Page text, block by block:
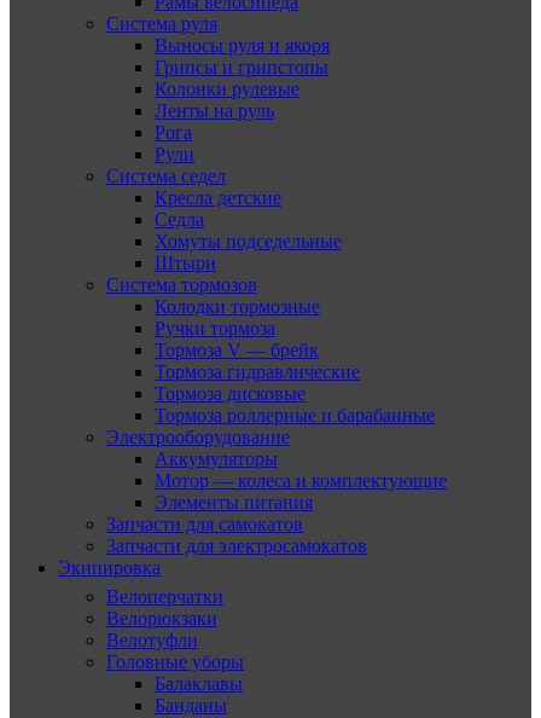
Система руля
Выносы руля и якоря
Грипсы и грипстопы
Колонки рулевые
Ленты на руль
Рога
Рули
Система седел
Кресла детские
Седла
Хомуты подседельные
Штыри
Система тормозов
Колодки тормозные
Ручки тормоза
Тормоза V — брейк
Тормоза гидравлические
Тормоза дисковые
Тормоза роллерные и барабанные
Электрооборудование
Аккумуляторы
Мотор — колеса и комплектующие
Элементы питания
Запчасти для самокатов
Запчасти для электросамокатов
Экипировка
Велоперчатки
Велорюкзаки
Велотуфли
Головные уборы
Балаклавы
Банданы